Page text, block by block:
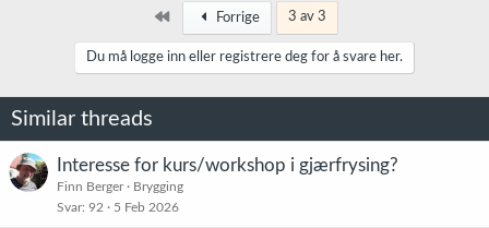
Først Forrige 3 av 3
Du må logge inn eller registrere deg for å svare her.
Similar threads
Interesse for kurs/workshop i gjærfrysing?
Finn Berger
Brygging
Svar 92 5 Feb 2026